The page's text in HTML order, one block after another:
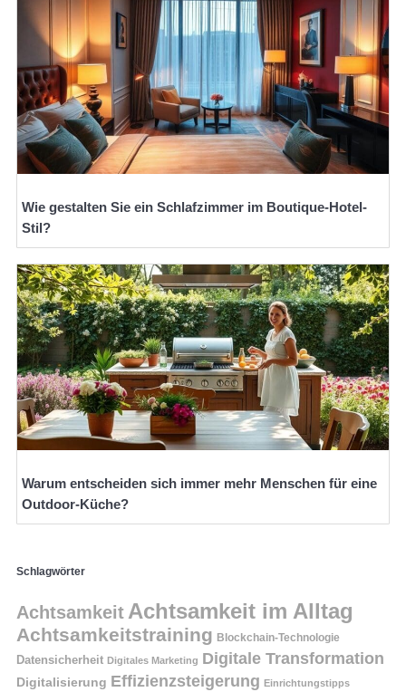
Wie gestalten Sie ein Schlafzimmer im Boutique-Hotel-
Stil?
Warum entscheiden sich immer mehr Menschen für eine
Outdoor-Küche?
Schlagwörter
Achtsamkeit Achtsamkeit im Alltag
Achtsamkeitstraining Blockchain-Technologie
Datensicherheit Digitales Marketing Digitale Transformation
Digitalisierung Effizienzsteigerung Einrichtungstipps